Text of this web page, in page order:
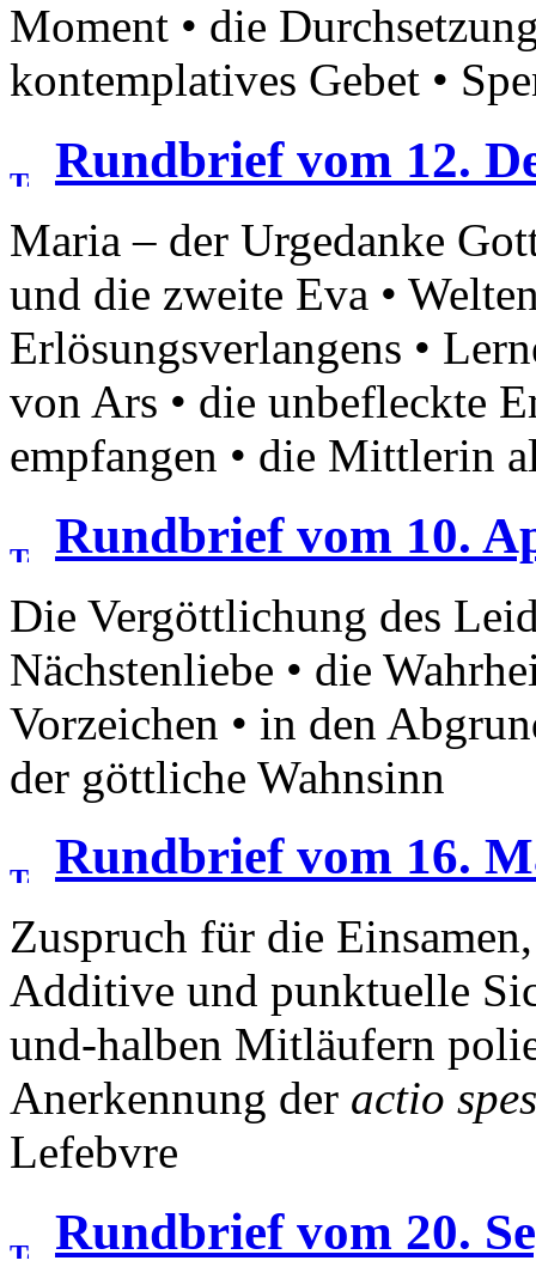
Moment • die
kontemplatives Gebet •
Rundbrief vom 12.
Maria – der Urgedanke
und die zweite Eva •
Erlösungsverlangens •
von Ars • die unbefleckte
empfangen • die Mittlerin
Rundbrief vom 10.
Die Vergöttlichung des
Nächstenliebe • die
Vorzeichen • in den
der göttliche Wahnsinn
Rundbrief vom 16.
Zuspruch für die
Additive und punktuelle
und-halben Mitläufern
Anerkennung der actio
Lefebvre
Rundbrief vom 20.